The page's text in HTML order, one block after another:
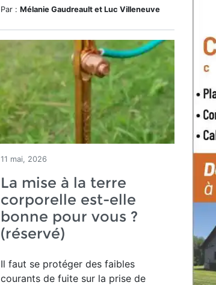
Par : Mélanie Gaudreault et Luc Villeneuve
11 mai, 2026
La mise à la terre
corporelle est-elle
bonne pour vous ?
(réservé)
Il faut se protéger des faibles
courants de fuite sur la prise de